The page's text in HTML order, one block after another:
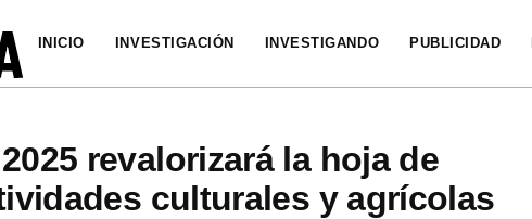
INICIO INVESTIGACIÓN INVESTIGANDO PUBLICIDAD
revalorizará la hoja de
culturales y agrícolas